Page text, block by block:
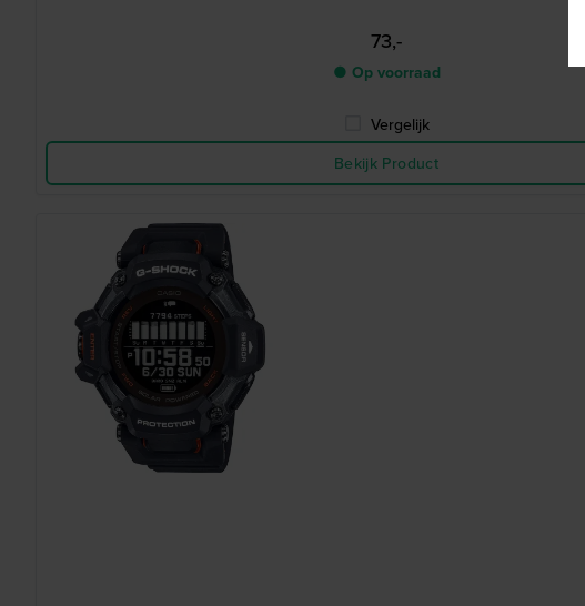
73,-
● Op voorraad
Vergelijk
Bekijk Product